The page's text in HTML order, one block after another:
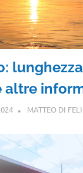
altre
MATTEO DI